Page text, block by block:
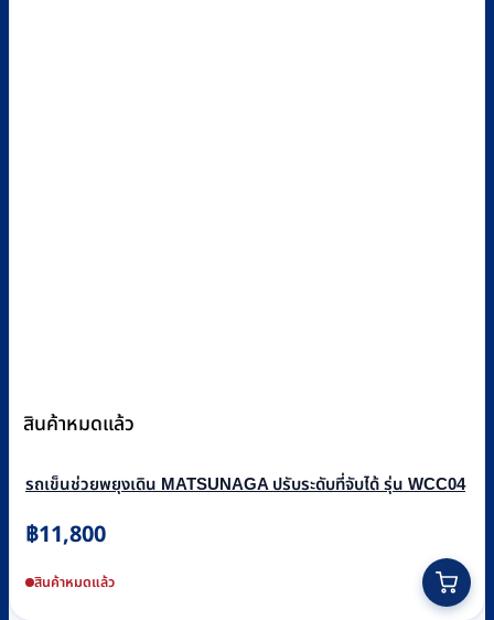
สินค้าหมดแล้ว
รถเข็นช่วยพยุงเดิน MATSUNAGA ปรับระดับที่จับได้ รุ่น WCC04
฿11,800
สินค้าหมดแล้ว